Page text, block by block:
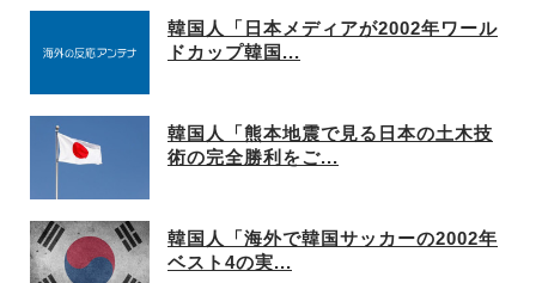
韓国人「日本メディアが2002年ワール
ドカップ韓国...
韓国人「熊本地震で見る日本の土木技
術の完全勝利をご...
韓国人「海外で韓国サッカーの2002年
ベスト4の実...